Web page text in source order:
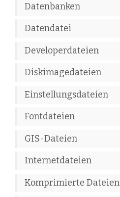
Datenbanken
Datendatei
Developerdateien
Diskimagedateien
Einstellungsdateien
Fontdateien
GIS-Dateien
Internetdateien
Komprimierte Dateien